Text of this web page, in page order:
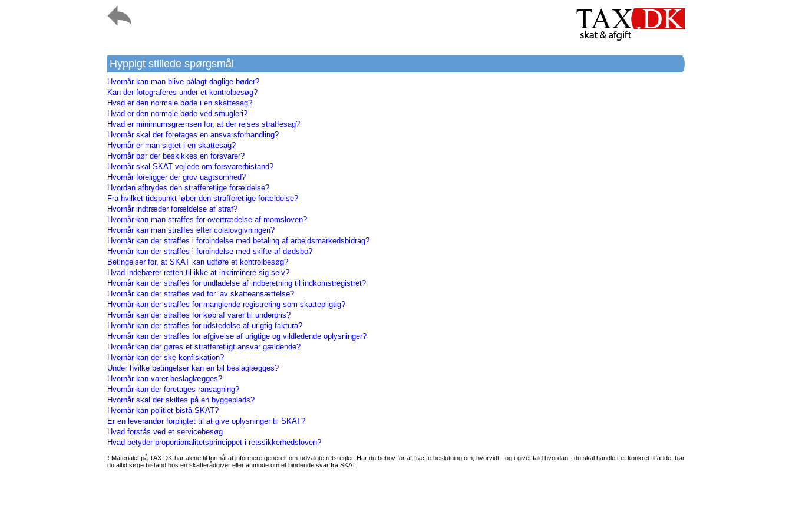
Hyppigt stillede spørgsmål
Hvornår kan man blive pålagt daglige bøder?
Kan der fotograferes under et kontrolbesøg?
Hvad er den normale bøde i en skattesag?
Hvad er den normale bøde ved smugleri?
Hvad er minimumsgrænsen for, at der rejses straffesag?
Hvornår skal der foretages en ansvarsforhandling?
Hvornår er man sigtet i en skattesag?
Hvornår bør der beskikkes en forsvarer?
Hvornår skal SKAT vejlede om forsvarerbistand?
Hvornår foreligger der grov uagtsomhed?
Hvordan afbrydes den strafferetlige forældelse?
Fra hvilket tidspunkt løber den strafferetlige forældelse?
Hvornår indtræder forældelse af straf?
Hvornår kan man straffes for overtrædelse af momsloven?
Hvornår kan man straffes efter colalovgivningen?
Hvornår kan der straffes i forbindelse med betaling af arbejdsmarkedsbidrag?
Hvornår kan der straffes i forbindelse med skifte af dødsbo?
Betingelser for, at SKAT kan udføre et kontrolbesøg?
Hvad indebærer retten til ikke at inkriminere sig selv?
Hvornår kan der straffes for undladelse af indberetning til indkomstregistret?
Hvornår kan der straffes ved for lav skatteansættelse?
Hvornår kan der straffes for manglende registrering som skattepligtig?
Hvornår kan der straffes for køb af varer til underpris?
Hvornår kan der straffes for udstedelse af urigtig faktura?
Hvornår kan der straffes for afgivelse af urigtige og vildledende oplysninger?
Hvornår kan der gøres et strafferetligt ansvar gældende?
Hvornår kan der ske konfiskation?
Under hvilke betingelser kan en bil beslaglægges?
Hvornår kan varer beslaglægges?
Hvornår kan der foretages ransagning?
Hvornår skal der skiltes på en byggeplads?
Hvornår kan politiet bistå SKAT?
Er en leverandør forpligtet til at give oplysninger til SKAT?
Hvad forstås ved et servicebesøg
Hvad betyder proportionalitetsprincippet i retssikkerhedsloven?
! Materialet på TAX.DK har alene til formål at informere generelt om udvalgte retsregler. Har du behov for at træffe beslutning om, hvorvidt - og i givet fald hvordan - du skal handle i et konkret tilfælde, bør
du altid søge bistand hos en skatterådgiver eller anmode om et bindende svar fra SKAT.